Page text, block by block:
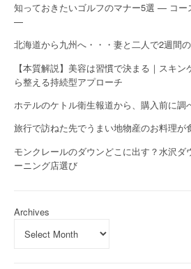
知っておきたいゴルフのマナー5選 — コー
—
北海道から九州へ・・・妻と二人で2週間
【本質解説】美容は習慣で決まる｜スキ
ら整える持続型アプローチ
ホテルのケトル衛生報道から、購入前に調
旅行で訪ねた先でうまい地物産のお料理が
モンクレールのダウンどこに出す？水沢ダ
ーニング店選び
Archives